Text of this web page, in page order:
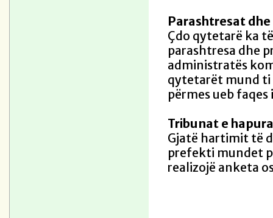
Parashtresat
Çdo qytetarë ka
parashtresa dhe
administratës
qytetarët mund ti
përmes ueb
Tribunat e
Gjatë hartimit të
prefekti mundet
realizojë anketa